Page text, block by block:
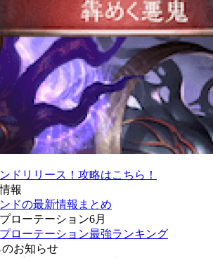
ドリリース！攻略はこちら！
報
ドの最新情報まとめ
ローテーション6月
ローテーション最強ランキング
のお知らせ